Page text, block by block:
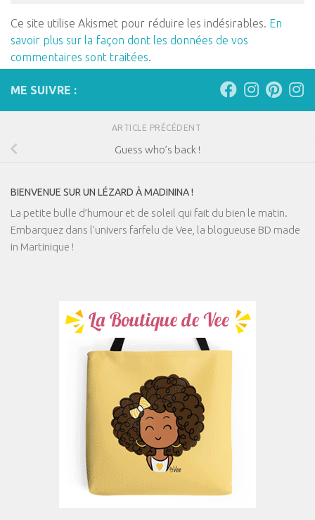
Ce site utilise Akismet pour réduire les indésirables. En
savoir plus sur la façon dont les données de vos
commentaires sont traitées.
ME SUIVRE :
ARTICLE PRÉCÉDENT
Guess who’s back !
BIENVENUE SUR UN LÉZARD À MADININA !
La petite bulle d’humour et de soleil qui fait du bien le matin.
Embarquez dans l'univers farfelu de Vee, la blogueuse BD made
in Martinique !